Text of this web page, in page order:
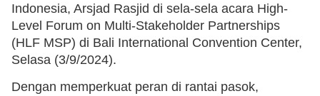
Indonesia, Arsjad Rasjid di sela-sela acara High-
Level Forum on Multi-Stakeholder Partnerships
(HLF MSP) di Bali International Convention Center,
Selasa (3/9/2024).
Dengan memperkuat peran di rantai pasok,